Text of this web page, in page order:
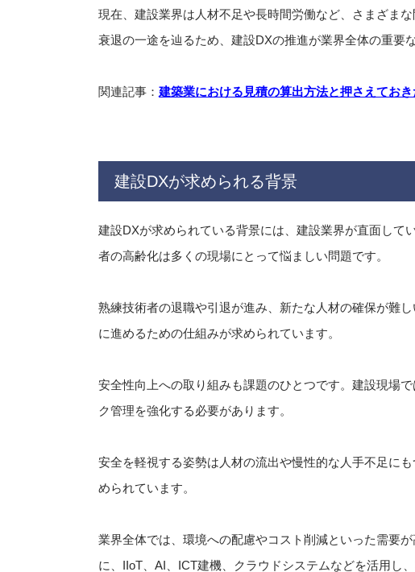
現在、建設業界は人材不足や長時間労働など、さまざま
衰退の一途を辿るため、建設DXの推進が業界全体の重要
関連記事： 建築業における見積の算出方法と押さえてお
建設DXが求められる背景
建設DXが求められている背景には、建設業界が直面して
者の高齢化は多くの現場にとって悩ましい問題です。
熟練技術者の退職や引退が進み、新たな人材の確保が難
に進めるための仕組みが求められています。
安全性向上への取り組みも課題のひとつです。建設現場
ク管理を強化する必要があります。
安全を軽視する姿勢は人材の流出や慢性的な人手不足に
められています。
業界全体では、環境への配慮やコスト削減といった需要
に、IIoT、AI、ICT建機、クラウドシステムなどを活用し